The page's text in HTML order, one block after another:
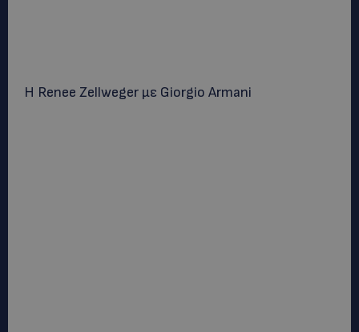
Η Renee Zellweger με Giorgio Armani